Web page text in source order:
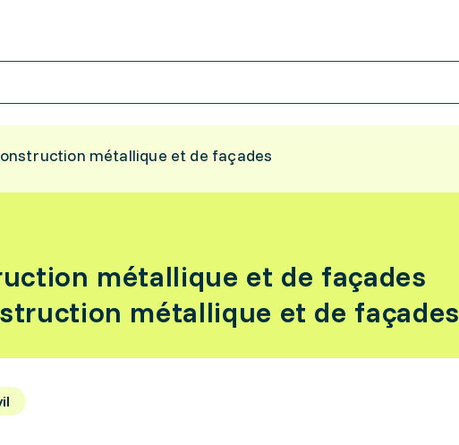
métallique et de façades
métallique et de façades
métallique et de façades